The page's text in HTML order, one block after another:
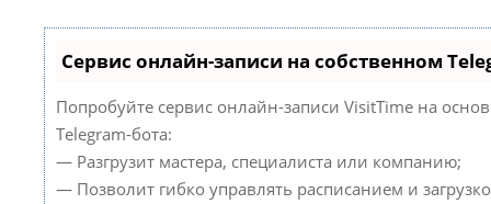
Сервис онлайн-записи на собственном
Попробуйте сервис онлайн-записи VisitTime на
Telegram-бота:
— Разгрузит мастера, специалиста или компанию;
— Позволит гибко управлять расписанием и